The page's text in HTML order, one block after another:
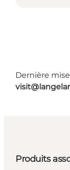
Dernière
Produits